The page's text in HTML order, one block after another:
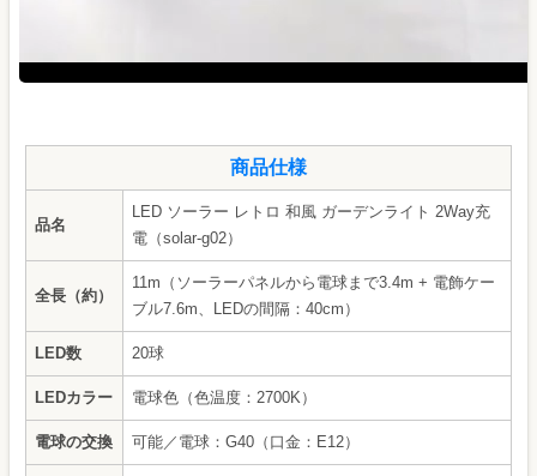
商品仕様
品名
LED ソーラー レトロ 和風 ガーデンライト 2Way充
電（solar-g02）
全長（約）
11m（ソーラーパネルから電球まで3.4m + 電飾ケー
ブル7.6m、LEDの間隔：40cm）
LED数 20球
LEDカラー 電球色（色温度：2700K）
電球の交換 可能／電球：G40（口金：E12）